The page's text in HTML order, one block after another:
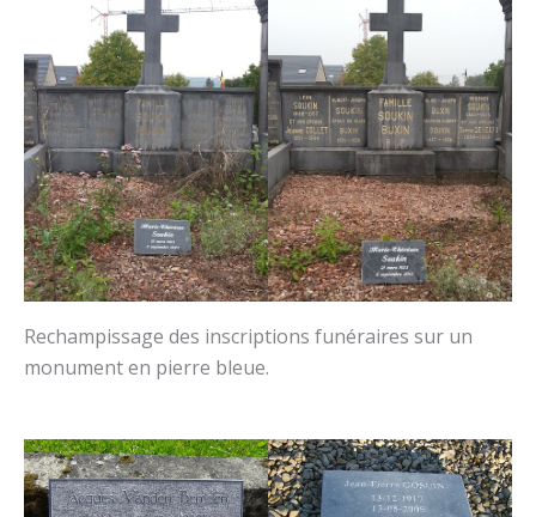
Rechampissage des inscriptions funéraires sur un
monument en pierre bleue.